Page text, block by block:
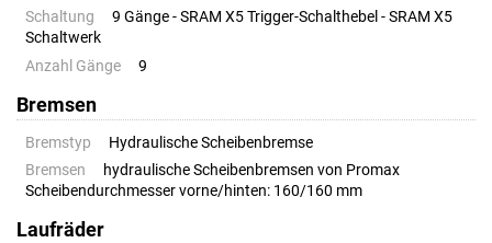
Schaltung
9 Gänge - SRAM X5 Trigger-Schalthebel - SRAM X5
Schaltwerk
Anzahl Gänge
9
Bremsen
Bremstyp
Hydraulische Scheibenbremse
Bremsen
hydraulische Scheibenbremsen von Promax
Scheibendurchmesser vorne/hinten: 160/160 mm
Laufräder